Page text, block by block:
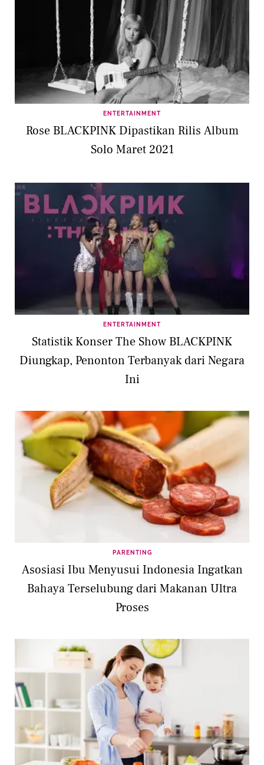
ENTERTAINMENT
Rose BLACKPINK Dipastikan Rilis Album
Solo Maret 2021
ENTERTAINMENT
Statistik Konser The Show BLACKPINK
Diungkap, Penonton Terbanyak dari Negara
Ini
PARENTING
Asosiasi Ibu Menyusui Indonesia Ingatkan
Bahaya Terselubung dari Makanan Ultra
Proses